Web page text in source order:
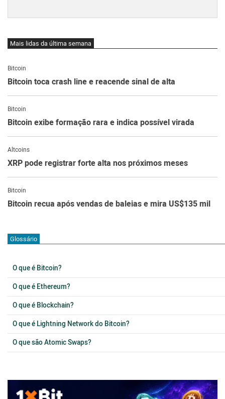
Mais lidas da última semana
Bitcoin
Bitcoin toca crash line e reacende sinal de alta
Bitcoin
Bitcoin exibe formação rara e indica possível virada
Altcoins
XRP pode registrar forte alta nos próximos meses
Bitcoin
Bitcoin recua após vendas de baleias e mira US$135 mil
Glossário
O que é Bitcoin?
O que é Ethereum?
O que é Blockchain?
O que é Lightning Network do Bitcoin?
O que são Atomic Swaps?